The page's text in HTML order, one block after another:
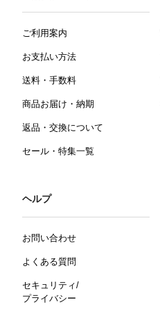
ご利用案内
お支払い方法
送料・手数料
商品お届け・納期
返品・交換について
セール・特集一覧
ヘルプ
お問い合わせ
よくある質問
セキュリティ/
プライバシー